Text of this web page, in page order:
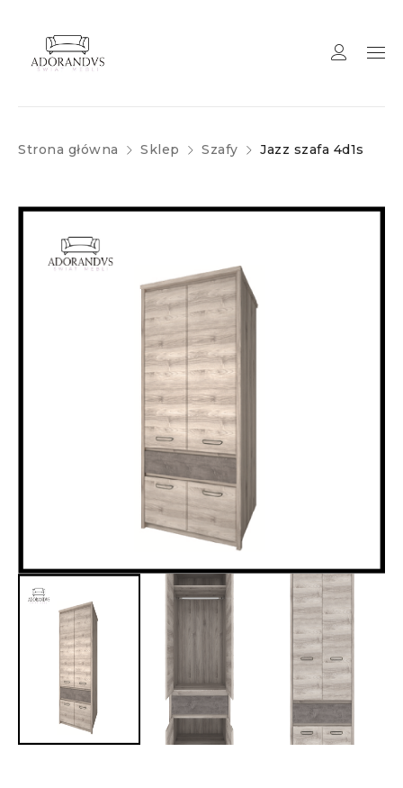
Strona główna Sklep Szafy Jazz szafa 4d1s